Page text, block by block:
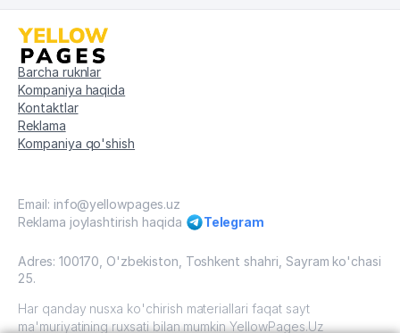
Barcha ruknlar
Kompaniya haqida
Kontaktlar
Reklama
Kompaniya qo'shish
Email: info@yellowpages.uz
Reklama joylashtirish haqida
Telegram
Adres: 100170, O'zbekiston, Toshkent shahri, Sayram ko'chasi
25.
Har qanday nusxa ko'chirish materiallari faqat sayt
ma'muriyatining ruxsati bilan mumkin YellowPages.Uz